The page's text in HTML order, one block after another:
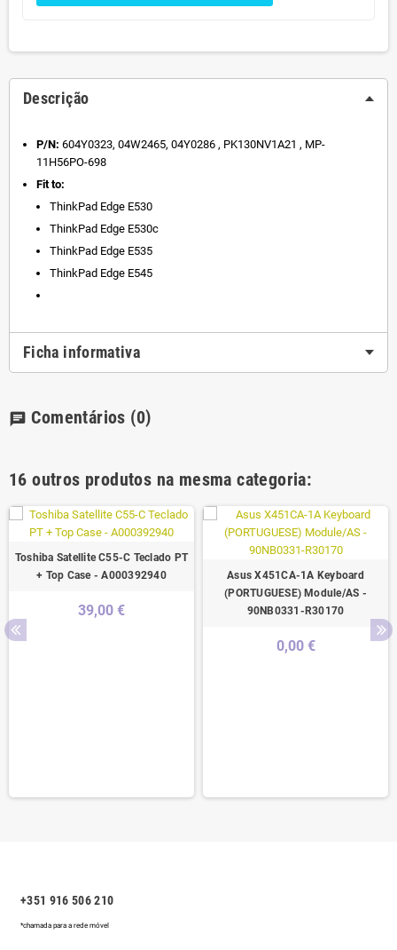
Descrição
P/N: 604Y0323, 04W2465, 04Y0286 , PK130NV1A21 , MP-
11H56PO-698
Fit to:
ThinkPad Edge E530
ThinkPad Edge E530c
ThinkPad Edge E535
ThinkPad Edge E545
Ficha informativa
chat Comentários (0)
16 outros produtos na mesma categoria:
Toshiba Satellite C55-C Teclado PT
+ Top Case - A000392940
39,00 €
Asus X451CA-1A Keyboard
(PORTUGUESE) Module/AS -
90NB0331-R30170
0,00 €
+351 916 506 210
*chamada para a rede móvel